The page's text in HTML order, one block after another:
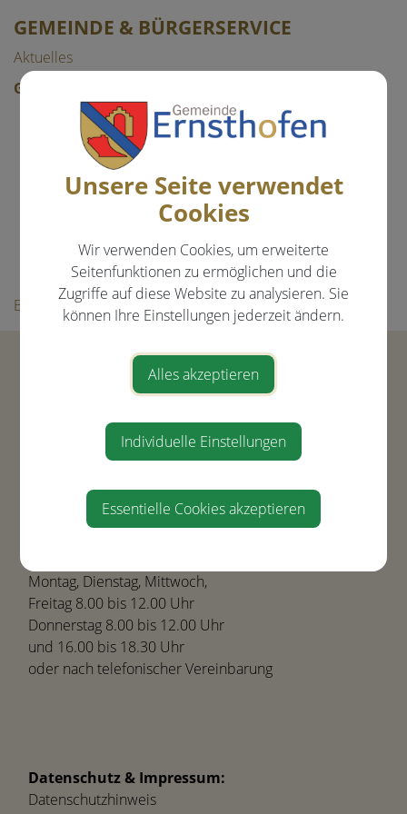
GEMEINDE & BÜRGERSERVICE
Aktuelles
Gemeinde
Mitarbeiter
Gemeinderat
Gemeindeeinrichtungen
Ortsplan
Bürgerservice
Gemeinde Ernsthofen
+43(0) 7435-8450
gemeinde@ernsthofen.gv.at
Montag, Dienstag, Mittwoch,
Freitag 8.00 bis 12.00 Uhr
Donnerstag 8.00 bis 12.00 Uhr
und 16.00 bis 18.30 Uhr
oder nach telefonischer Vereinbarung
Datenschutz & Impressum:
Datenschutzhinweis
Unsere Seite verwendet
Cookies
Wir verwenden Cookies, um erweiterte
Seitenfunktionen zu ermöglichen und die
Zugriffe auf diese Website zu analysieren. Sie
können Ihre Einstellungen jederzeit ändern.
Alles akzeptieren
Individuelle Einstellungen
Essentielle Cookies akzeptieren